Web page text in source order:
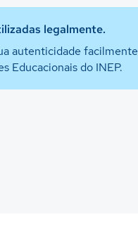
legalmente.
autenticidade facilmente
Educacionais do INEP.